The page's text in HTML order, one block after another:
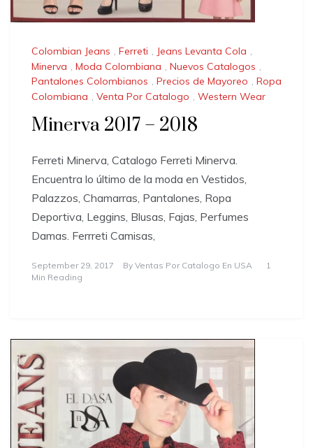
Colombian Jeans , Ferreti , Jeans Levanta Cola ,
Minerva , Moda Colombiana , Nuevos Catalogos ,
Pantalones Colombianos , Precios de Mayoreo , Ropa
Colombiana , Venta Por Catalogo , Western Wear
Minerva 2017 – 2018
Ferreti Minerva, Catalogo Ferreti Minerva.
Encuentra lo último de la moda en Vestidos,
Palazzos, Chamarras, Pantalones, Ropa
Deportiva, Leggins, Blusas, Fajas, Perfumes
Damas. Ferrreti Camisas,
September 29, 2017 By Ventas Por Catalogo En USA
1
Min Reading